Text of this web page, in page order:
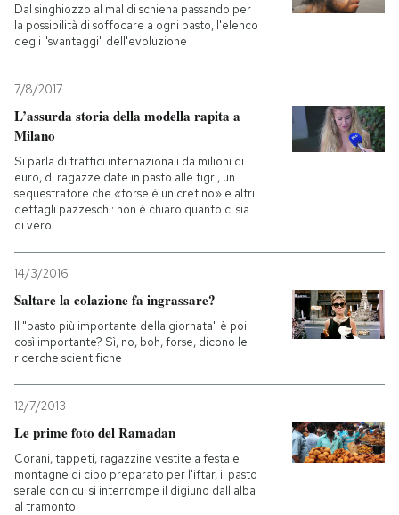
Dal singhiozzo al mal di schiena passando per
la possibilità di soffocare a ogni pasto, l'elenco
degli "svantaggi" dell'evoluzione
7/8/2017
L’assurda storia della modella rapita a
Milano
Si parla di traffici internazionali da milioni di
euro, di ragazze date in pasto alle tigri, un
sequestratore che «forse è un cretino» e altri
dettagli pazzeschi: non è chiaro quanto ci sia
di vero
14/3/2016
Saltare la colazione fa ingrassare?
Il "pasto più importante della giornata" è poi
così importante? Sì, no, boh, forse, dicono le
ricerche scientifiche
12/7/2013
Le prime foto del Ramadan
Corani, tappeti, ragazzine vestite a festa e
montagne di cibo preparato per l'iftar, il pasto
serale con cui si interrompe il digiuno dall'alba
al tramonto